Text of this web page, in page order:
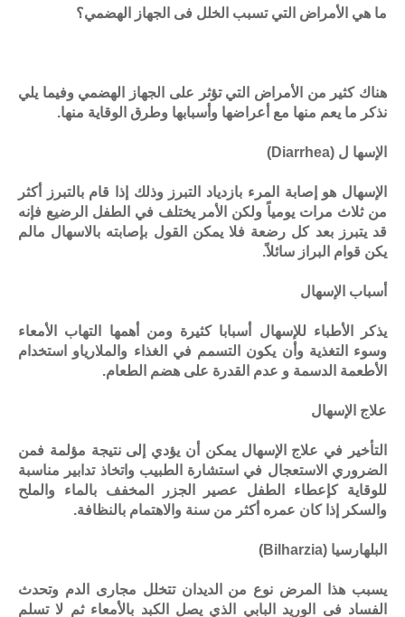
ما هي الأمراض التي تسبب الخلل فى الجهاز الهضمي؟
هناك كثير من الأمراض التي تؤثر على الجهاز الهضمي وفيما يلي
نذكر ما يعم منها مع أعراضها وأسبابها وطرق الوقاية منها.
الإسها ل (Diarrhea)
الإسهال هو إصابة المرء بازدياد التبرز وذلك إذا قام بالتبرز أكثر
من ثلاث مرات يومياً ولكن الأمر يختلف في الطفل الرضيع فإنه
قد يتبرز بعد كل رضعة فلا يمكن القول بإصابته بالاسهال مالم
يكن قوام البراز سائلاً.
أسباب الإسهال
يذكر الأطباء للإسهال أسبابا كثيرة ومن أهمها التهاب الأمعاء
وسوء التغذية وأن يكون التسمم في الغذاء والملارياو استخدام
الأطعمة الدسمة و عدم القدرة على هضم الطعام.
علاج الإسهال
التأخير في علاج الإسهال يمكن أن يؤدي إلى نتيجة مؤلمة فمن
الضروري الاستعجال في استشارة الطبيب واتخاذ تدابير مناسبة
للوقاية كإعطاء الطفل عصير الجزر المخفف بالماء والملح
والسكر إذا كان عمره أكثر من سنة والاهتمام بالنظافة.
البلهارسيا (Bilharzia)
يسبب هذا المرض نوع من الديدان تتخلل مجارى الدم وتحدث
الفساد فى الوريد البابي الذي يصل الكبد بالأمعاء ثم لا تسلم